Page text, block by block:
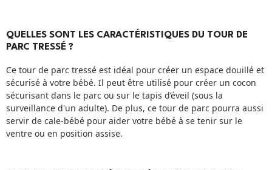
QUELLES SONT LES CARACTÉRISTIQUES DU TOUR DE
PARC TRESSÉ ?
Ce tour de parc tressé est idéal pour créer un espace douillé et
sécurisé à votre bébé. Il peut être utilisé pour créer un cocon
sécurisant dans le parc ou sur le tapis d’éveil (sous la
surveillance d'un adulte). De plus, ce tour de parc pourra aussi
servir de cale-bébé pour aider votre bébé à se tenir sur le
ventre ou en position assise.